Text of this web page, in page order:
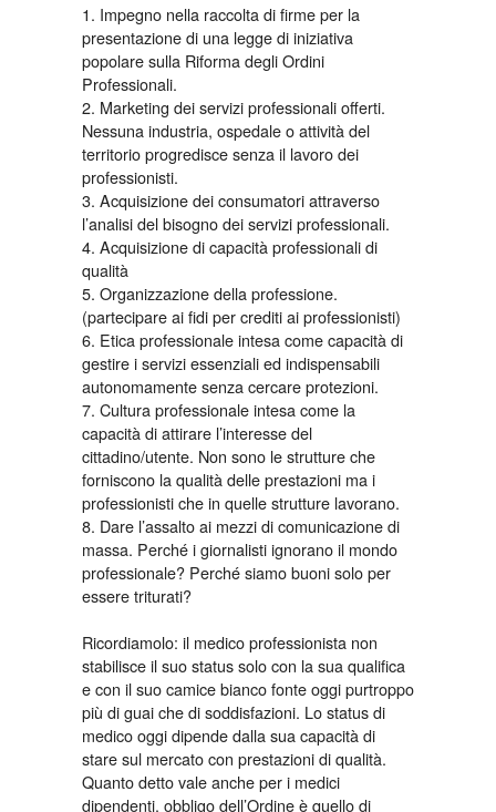
1. Impegno nella raccolta di firme per la
presentazione di una legge di iniziativa
popolare sulla Riforma degli Ordini
Professionali.
2. Marketing dei servizi professionali offerti.
Nessuna industria, ospedale o attività del
territorio progredisce senza il lavoro dei
professionisti.
3. Acquisizione dei consumatori attraverso
l’analisi del bisogno dei servizi professionali.
4. Acquisizione di capacità professionali di
qualità
5. Organizzazione della professione.
(partecipare ai fidi per crediti ai professionisti)
6. Etica professionale intesa come capacità di
gestire i servizi essenziali ed indispensabili
autonomamente senza cercare protezioni.
7. Cultura professionale intesa come la
capacità di attirare l’interesse del
cittadino/utente. Non sono le strutture che
forniscono la qualità delle prestazioni ma i
professionisti che in quelle strutture lavorano.
8. Dare l’assalto ai mezzi di comunicazione di
massa. Perché i giornalisti ignorano il mondo
professionale? Perché siamo buoni solo per
essere triturati?
Ricordiamolo: il medico professionista non
stabilisce il suo status solo con la sua qualifica
e con il suo camice bianco fonte oggi purtroppo
più di guai che di soddisfazioni. Lo status di
medico oggi dipende dalla sua capacità di
stare sul mercato con prestazioni di qualità.
Quanto detto vale anche per i medici
dipendenti, obbligo dell’Ordine è quello di